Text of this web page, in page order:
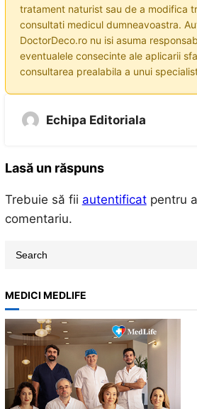
tratament naturist sau de a modifica
consultati medicul dumneavoastra.
DoctorDeco.ro nu isi asuma
eventualele consecinte ale aplicarii
consultarea prealabila a unui
Echipa Editoriala
Lasă un răspuns
Trebuie să fii autentificatpentru
comentariu.
r
c
h
MEDICI MEDLIFE